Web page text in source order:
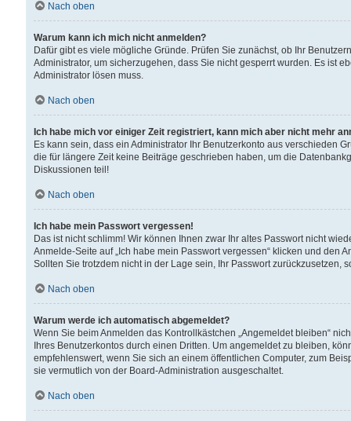
Nach oben
Warum kann ich mich nicht anmelden?
Dafür gibt es viele mögliche Gründe. Prüfen Sie zunächst, ob Ihr
Administrator, um sicherzugehen, dass Sie nicht gesperrt wurden. Es ist
Administrator lösen muss.
Nach oben
Ich habe mich vor einiger Zeit registriert, kann mich aber nicht mehr
Es kann sein, dass ein Administrator Ihr Benutzerkonto aus verschieden
die für längere Zeit keine Beiträge geschrieben haben, um die
Diskussionen teil!
Nach oben
Ich habe mein Passwort vergessen!
Das ist nicht schlimm! Wir können Ihnen zwar Ihr altes Passwort nicht
Anmelde-Seite auf „Ich habe mein Passwort vergessen“ klicken und
Sollten Sie trotzdem nicht in der Lage sein, Ihr Passwort zurückzusetzen,
Nach oben
Warum werde ich automatisch abgemeldet?
Wenn Sie beim Anmelden das Kontrollkästchen „Angemeldet bleiben“
Ihres Benutzerkontos durch einen Dritten. Um angemeldet zu bleiben,
empfehlenswert, wenn Sie sich an einem öffentlichen Computer, zum
sie vermutlich von der Board-Administration ausgeschaltet.
Nach oben